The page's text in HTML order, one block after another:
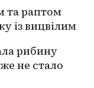
та раптом
із вицвілим
рибину
не стало